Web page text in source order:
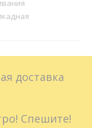
доставка
Спешите!